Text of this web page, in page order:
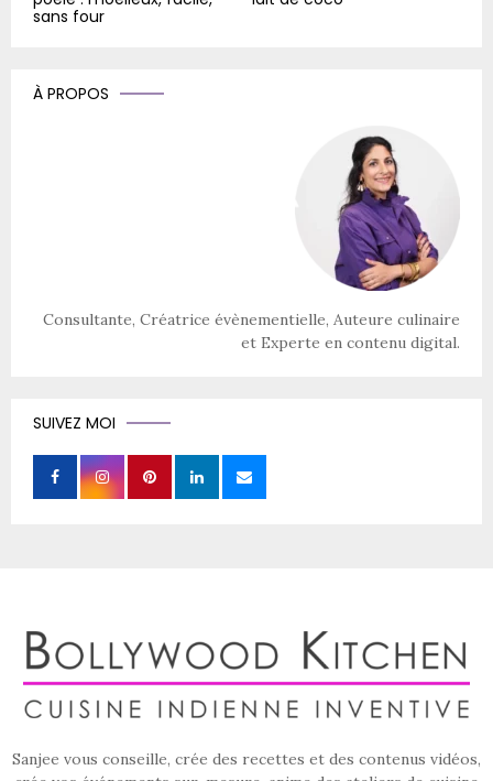
sans four
À PROPOS
Consultante, Créatrice évènementielle, Auteure culinaire
et Experte en contenu digital.
SUIVEZ MOI
Sanjee vous conseille, crée des recettes et des contenus vidéos,